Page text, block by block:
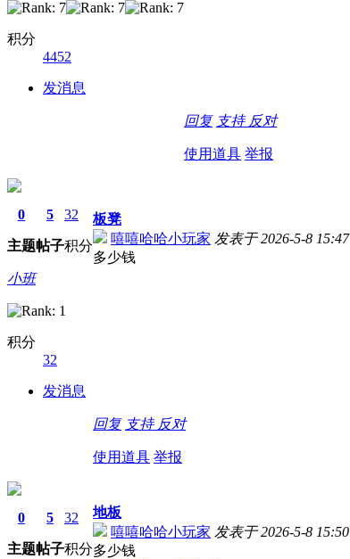
积分
4452
发消息
回复 支持 反对
使用道具 举报
0
主题
5
帖子
32
积分
小班
积分
32
发消息
板凳
嘻嘻哈哈小玩家 发表于 2026-5-8 15:47
多少钱
回复 支持 反对
使用道具 举报
0
主题
5
帖子
32
积分
地板
嘻嘻哈哈小玩家 发表于 2026-5-8 15:50
多少钱